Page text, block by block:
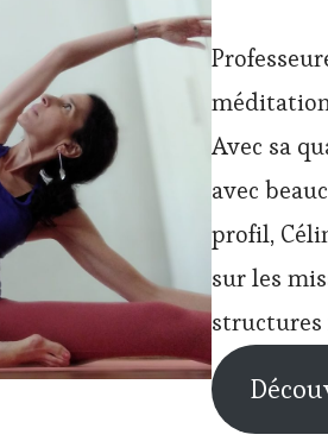
Avec sa
avec
profil,
sur les
structures